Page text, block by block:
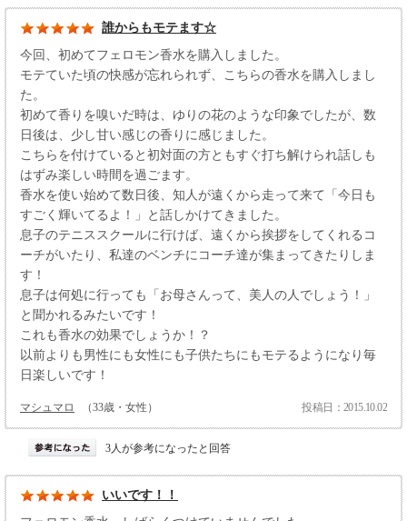
誰からもモテます☆
今回、初めてフェロモン香水を購入しました。
モテていた頃の快感が忘れられず、こちらの香水を購入しまし
た。
初めて香りを嗅いだ時は、ゆりの花のような印象でしたが、数
日後は、少し甘い感じの香りに感じました。
こちらを付けていると初対面の方ともすぐ打ち解けられ話しも
はずみ楽しい時間を過ごます。
香水を使い始めて数日後、知人が遠くから走って来て「今日も
すごく輝いてるよ！」と話しかけてきました。
息子のテニススクールに行けば、遠くから挨拶をしてくれるコ
ーチがいたり、私達のベンチにコーチ達が集まってきたりしま
す！
息子は何処に行っても「お母さんって、美人の人でしょう！」
と聞かれるみたいです！
これも香水の効果でしょうか！？
以前よりも男性にも女性にも子供たちにもモテるようになり毎
日楽しいです！
マシュマロ （33歳・女性） 投稿日：2015.10.02
3人が参考になったと回答
いいです！！